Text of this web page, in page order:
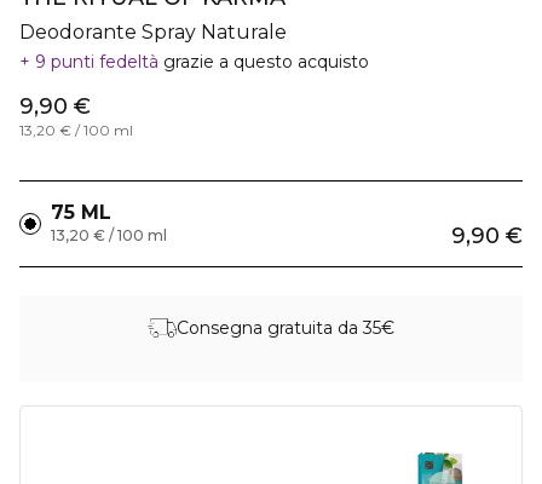
Deodorante Spray Naturale
9 punti fedeltà grazie a questo acquisto
9,90 €
13,20 € / 100 ml
75 ML
9,90 €
13,20 € / 100 ml
Consegna gratuita da 35€